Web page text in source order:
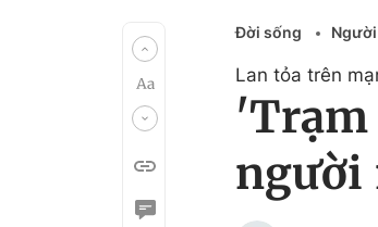
Đời sống
Lan tỏa trên
'Trạm
người